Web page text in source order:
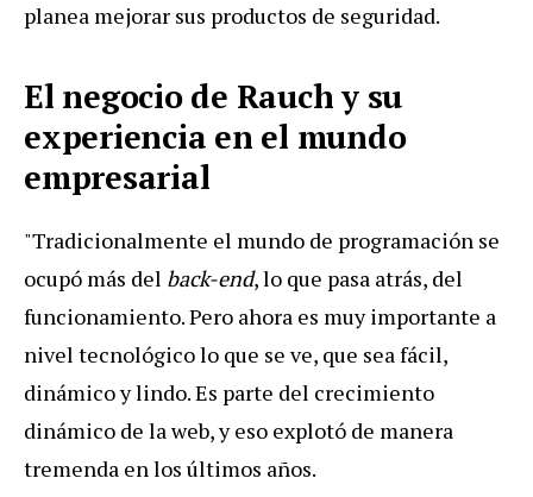
planea mejorar sus productos de seguridad.
El negocio de Rauch y su
experiencia en el mundo
empresarial
"Tradicionalmente el mundo de programación se
ocupó más del back-end, lo que pasa atrás, del
funcionamiento. Pero ahora es muy importante a
nivel tecnológico lo que se ve, que sea fácil,
dinámico y lindo. Es parte del crecimiento
dinámico de la web, y eso explotó de manera
tremenda en los últimos años.